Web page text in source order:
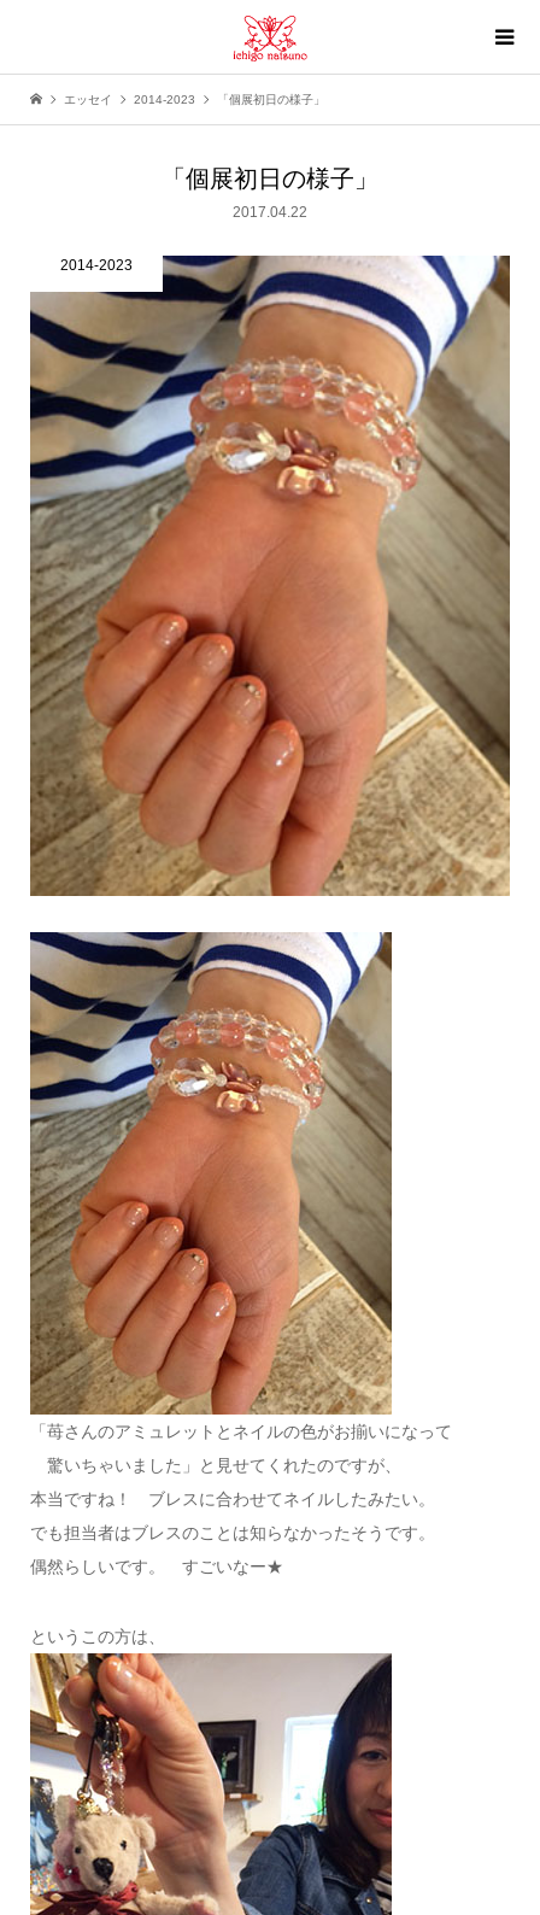
エッセイ 2014-2023 「個展初日の様子」
「個展初日の様子」
2017.04.22
2014-2023
「苺さんのアミュレットとネイルの色がお揃いになって
驚いちゃいました」と見せてくれたのですが、
本当ですね！ ブレスに合わせてネイルしたみたい。
でも担当者はブレスのことは知らなかったそうです。
偶然らしいです。 すごいなー★
というこの方は、